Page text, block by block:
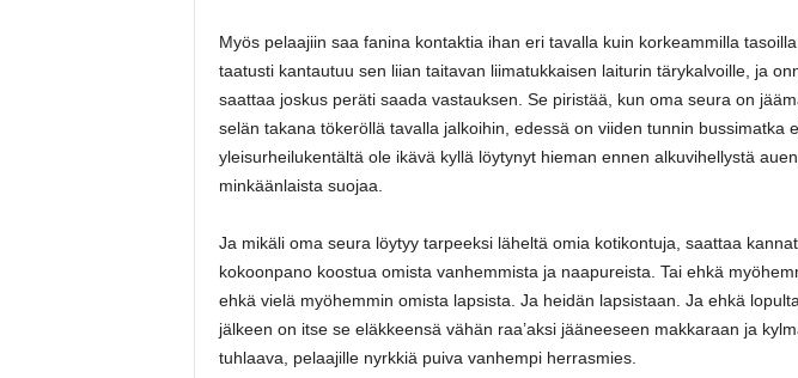
Myös pelaajiin saa fanina kontaktia ihan eri tavalla kuin korkeammilla tasoilla
taatusti kantautuu sen liian taitavan liimatukkaisen laiturin tärykalvoille, ja
saattaa joskus peräti saada vastauksen. Se piristää, kun oma seura on
selän takana tökeröllä tavalla jalkoihin, edessä on viiden tunnin bussimatka
yleisurheilukentältä ole ikävä kyllä löytynyt hieman ennen alkuvihellystä
minkäänlaista suojaa.
Ja mikäli oma seura löytyy tarpeeksi läheltä omia kotikontuja, saattaa
kokoonpano koostua omista vanhemmista ja naapureista. Tai ehkä
ehkä vielä myöhemmin omista lapsista. Ja heidän lapsistaan. Ja ehkä
jälkeen on itse se eläkkeensä vähän raa’aksi jääneeseen makkaraan ja
tuhlaava, pelaajille nyrkkiä puiva vanhempi herrasmies.